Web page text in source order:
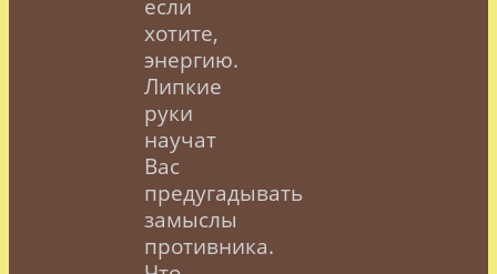
если
хотите,
энергию.
Липкие
руки
научат
Вас
предугадывать
замыслы
противника.